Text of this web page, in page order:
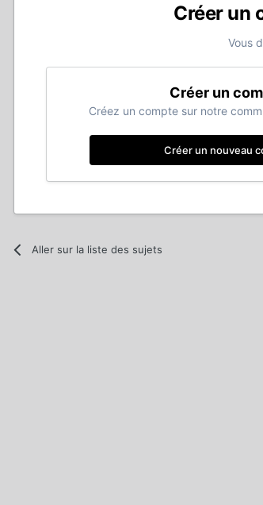
Créer un
Vous
Créer un
Créez un compte sur notre
Créer un nouveau
Aller sur la liste des sujets